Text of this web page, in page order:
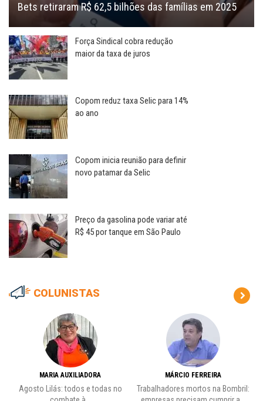
Bets retiraram R$ 62,5 bilhões das famílias em 2025
Força Sindical cobra redução
maior da taxa de juros
Copom reduz taxa Selic para 14%
ao ano
Copom inicia reunião para definir
novo patamar da Selic
Preço da gasolina pode variar até
R$ 45 por tanque em São Paulo
COLUNISTAS
MARIA AUXILIADORA
Agosto Lilás: todos e todas no
MÁRCIO FERREIRA
Trabalhadores mortos na Bombril: